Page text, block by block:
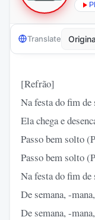
Translate
[Refrão]
Na festa do fim de
Ela chega e
Passo bem solto
Passo bem solto
Na festa do fim de
De semana, -
De semana, -